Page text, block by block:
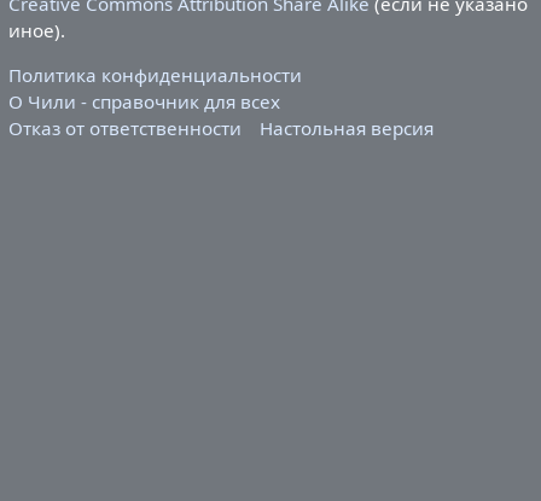
иное).
Политика конфиденциальности
О Чили - справочник для всех
Отказ от ответственности
Настольная версия